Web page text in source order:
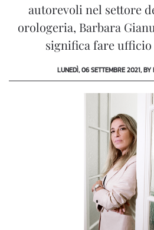
autorevoli nel settore
orologeria, Barbara
significa fare ufficio
LUNEDÌ, 06 SETTEMBRE 2021, BY